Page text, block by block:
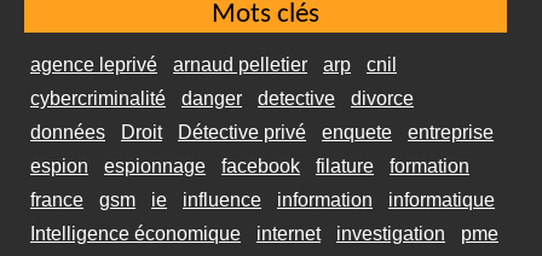
Mots clés
agence leprivé arnaud pelletier arp
cnil
cybercriminalité
danger detective
divorce
données
Droit Détective privé enquete
entreprise
espion
espionnage facebook filature
formation
france
gsm ie influence information
informatique
Intelligence économique
internet investigation pme